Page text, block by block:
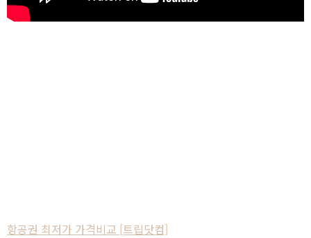
항공권 최저가 가격비교 [트립닷컴]